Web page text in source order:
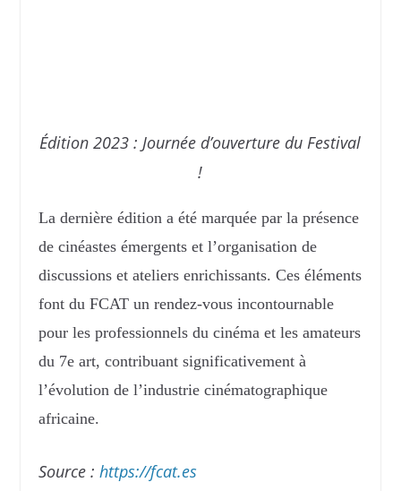
Édition 2023 : Journée d’ouverture du Festival
!
La dernière édition a été marquée par la présence
de cinéastes émergents et l’organisation de
discussions et ateliers enrichissants. Ces éléments
font du FCAT un rendez-vous incontournable
pour les professionnels du cinéma et les amateurs
du 7e art, contribuant significativement à
l’évolution de l’industrie cinématographique
africaine.
Source : https://fcat.es